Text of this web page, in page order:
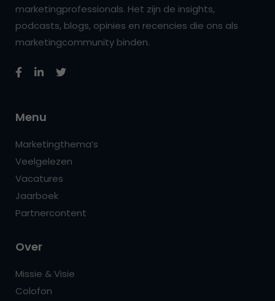
marketingprofessionals. Het zijn de insights,
podcasts, blogs, opinies en recencies die ons als
marketingcommunity binden.
Menu
Marketingthema’s
Veelgelezen
Vacatures
Jaarboek
Partnercontent
Over
Missie & Visie
Colofon